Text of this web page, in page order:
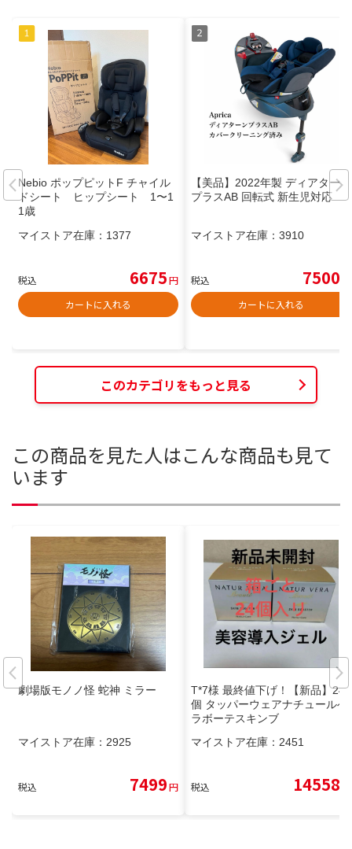
Nebio ポップピットF チャイル
ドシート ヒップシート 1〜1
1歳
マイストア在庫： 1377
税込 6675円
カートに入れる
【美品】2022年製 ディアターン
プラスAB 回転式 新生児対応
マイストア在庫： 3910
税込 7500
カートに入れる
このカテゴリをもっと見る
この商品を見た人はこんな商品も見て
います
劇場版モノノ怪 蛇神 ミラー
マイストア在庫： 2925
税込 7499円
T*7様 最終値下げ！【新品】24
個 タッパーウェアナチュールベ
ラボーテスキンブ
マイストア在庫： 2451
税込 14558